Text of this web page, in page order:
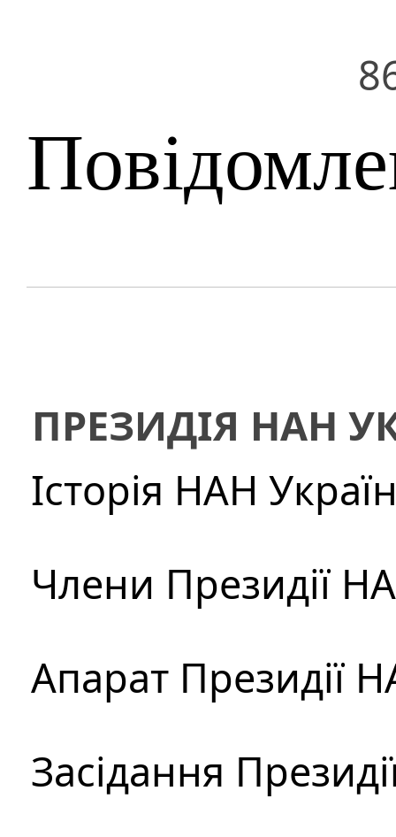
ПРЕЗИДІЯ НАН
Історія НАН
Члени Президії
Апарат Президії
Засідання